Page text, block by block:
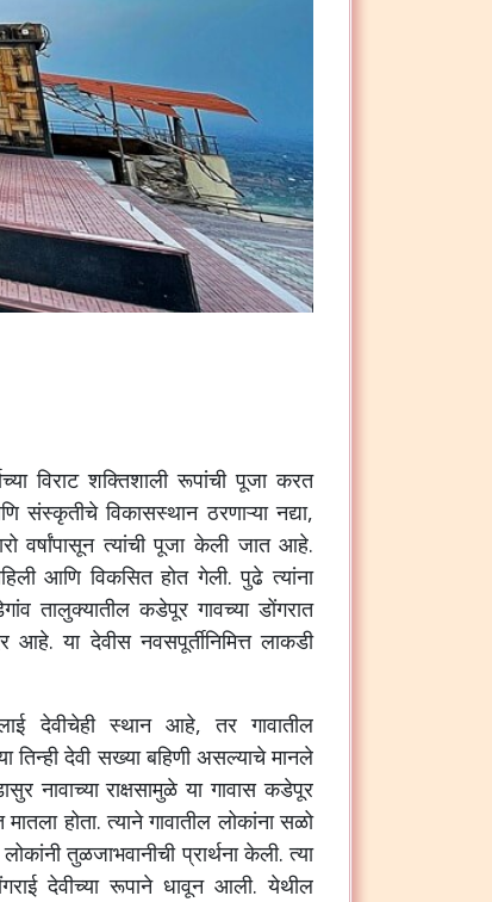
विराट शक्तिशाली रूपांची पूजा करत
संस्कृतीचे विकासस्थान ठरणाऱ्या नद्या,
वर्षांपासून त्यांची पूजा केली जात आहे.
आणि विकसित होत गेली.पुढे त्यांना
तालुक्यातील कडेपूर गावच्या डोंगरात
आहे.या देवीस नवसपूर्तीनिमित्त लाकडी
देवीचेही स्थान आहे,तर गावातील
तिन्ही देवी सख्या बहिणी असल्याचे मानले
नावाच्या राक्षसामुळे या गावास कडेपूर
मातला होता.त्याने गावातील लोकांना सळो
लोकांनी तुळजाभवानीची प्रार्थना केली.त्या
देवीच्या रूपाने धावून आली.येथील